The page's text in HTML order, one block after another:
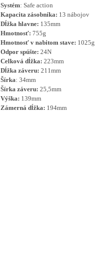
Systém: Safe action
Kapacita zásobníka: 13 nábojov
Dĺžka hlavne: 135mm
Hmotnosť: 755g
Hmotnosť v nabitom stave: 1025g
Odpor spúšte: 24N
Celková dĺžka: 223mm
Dĺžka záveru: 211mm
Šírka: 34mm
Šírka záveru: 25,5mm
Výška: 139mm
Zámerná dĺžka: 194mm